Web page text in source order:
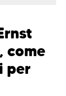
come
per